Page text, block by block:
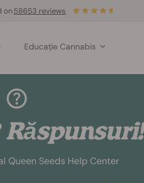
on58653 reviews
Educație Cannabis
Răspunsuri!
Queen Seeds Help Center